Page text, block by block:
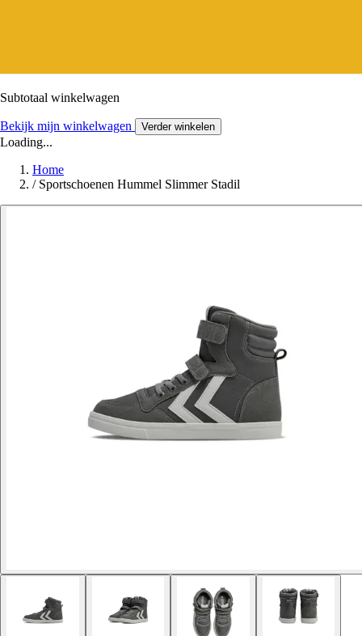
Subtotaal winkelwagen
Bekijk mijn winkelwagen Verder winkelen
Loading...
Home
/ Sportschoenen Hummel Slimmer Stadil